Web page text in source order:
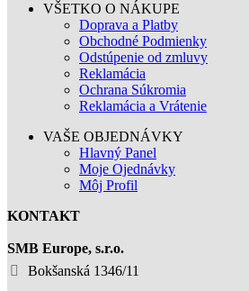
VŠETKO O NÁKUPE
Doprava a Platby
Obchodné Podmienky
Odstúpenie od zmluvy
Reklamácia
Ochrana Súkromia
Reklamácia a Vrátenie
VAŠE OBJEDNÁVKY
Hlavný Panel
Moje Ojednávky
Môj Profil
KONTAKT
SMB Europe, s.r.o.
Bokšanská 1346/11